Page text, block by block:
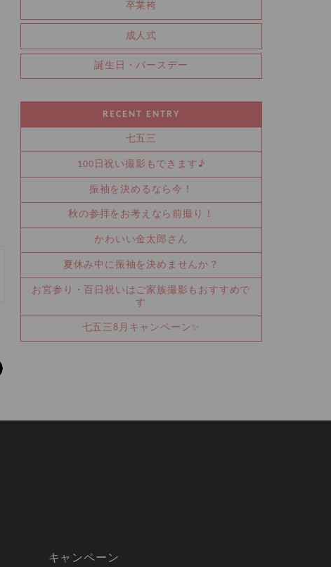
卒業袴
成人式
誕生日・バースデー
RECENT ENTRY
七五三
100日祝い撮影もできます♪
振袖を決めるなら今！
秋の参拝をお考えなら前撮り！
かわいい金太郎さん
夏休み中に振袖を決めませんか？
お宮参り・百日祝いはご家族撮影もおすすめで
す
七五三8月キャンペーン✨
キャンペーン